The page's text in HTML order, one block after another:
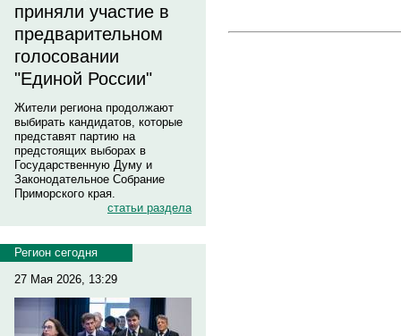
приняли участие в
предварительном
голосовании
"Единой России"
Жители региона продолжают
выбирать кандидатов, которые
представят партию на
предстоящих выборах в
Государственную Думу и
Законодательное Собрание
Приморского края.
статьи раздела
Регион сегодня
27 Мая 2026, 13:29